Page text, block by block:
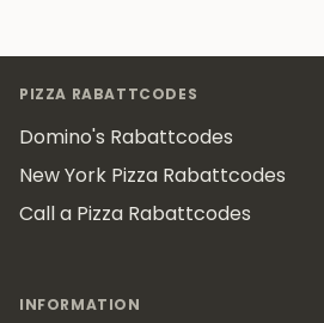
PIZZA RABATTCODES
Domino's Rabattcodes
New York Pizza Rabattcodes
Call a Pizza Rabattcodes
INFORMATION